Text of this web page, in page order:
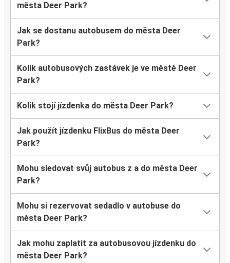
města Deer Park?
Jak se dostanu autobusem do města Deer
Park?
Kolik autobusových zastávek je ve městě Deer
Park?
Kolik stojí jízdenka do města Deer Park?
Jak použít jízdenku FlixBus do města Deer
Park?
Mohu sledovat svůj autobus z a do města Deer
Park?
Mohu si rezervovat sedadlo v autobuse do
města Deer Park?
Jak mohu zaplatit za autobusovou jízdenku do
města Deer Park?